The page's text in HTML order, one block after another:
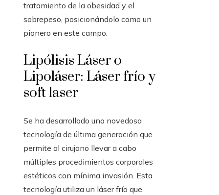
tratamiento de la obesidad y el
sobrepeso, posicionándolo como un
pionero en este campo.
Lipólisis Láser o
Lipoláser: Láser frío y
soft laser
Se ha desarrollado una novedosa
tecnología de última generación que
permite al cirujano llevar a cabo
múltiples procedimientos corporales
estéticos con mínima invasión. Esta
tecnología utiliza un láser frío que